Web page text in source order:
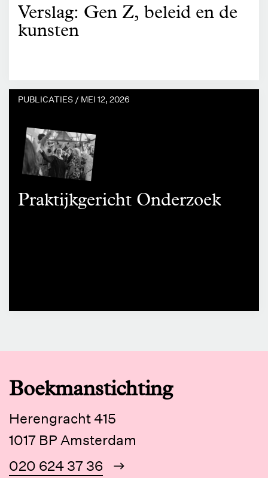
Verslag: Gen Z, beleid en de
kunsten
PUBLICATIES / MEI 12, 2026
Praktijkgericht Onderzoek
Boekmanstichting
Herengracht 415
1017 BP Amsterdam
020 624 37 36